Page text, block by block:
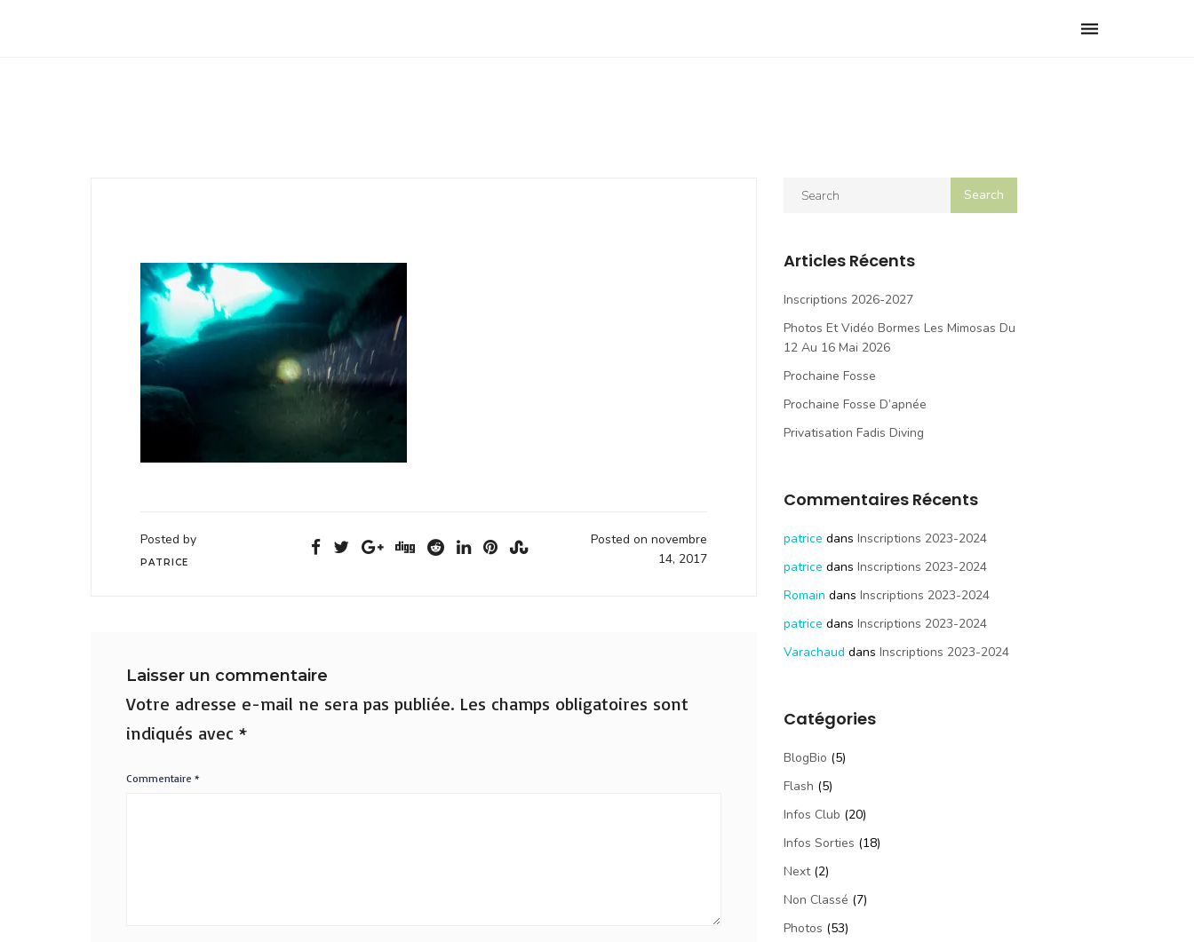
Toggle
Posted by
PATRICE
Posted on novembre
14, 2017
Laisser un commentaire
Votre adresse e-mail ne sera pas publiée. Les champs obligatoires sont
indiqués avec *
Commentaire *
Articles Récents
Inscriptions 2026-2027
Photos Et Vidéo Bormes Les Mimosas Du
12 Au 16 Mai 2026
Prochaine Fosse
Prochaine Fosse D’apnée
Privatisation Fadis Diving
Commentaires Récents
patrice dans Inscriptions 2023-2024
patrice dans Inscriptions 2023-2024
Romain dans Inscriptions 2023-2024
patrice dans Inscriptions 2023-2024
Varachaud dans Inscriptions 2023-2024
Catégories
BlogBio (5)
Flash (5)
Infos Club (20)
Infos Sorties (18)
Next(2)
Non Classé (7)
Photos (53)